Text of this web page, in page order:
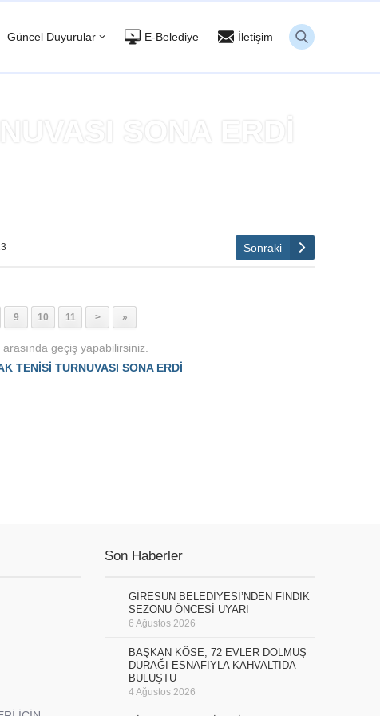
Güncel Duyurular E-Belediye İletişim
SONA ERDİ
Sonraki
9 10 11 > »
geçiş yapabilirsiniz.
TENİSİ TURNUVASI SONA ERDİ
Son Haberler
GİRESUN BELEDİYESİ’NDEN FINDIK
SEZONU ÖNCESİ UYARI
6 Ağustos 2026
BAŞKAN KÖSE, 72 EVLER DOLMUŞ
DURAĞI ESNAFIYLA KAHVALTIDA
BULUŞTU
4 Ağustos 2026